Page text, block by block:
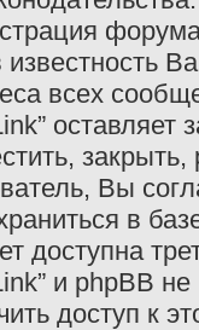
известность
всех
Вы
в
доступна
и phpBB
доступ к